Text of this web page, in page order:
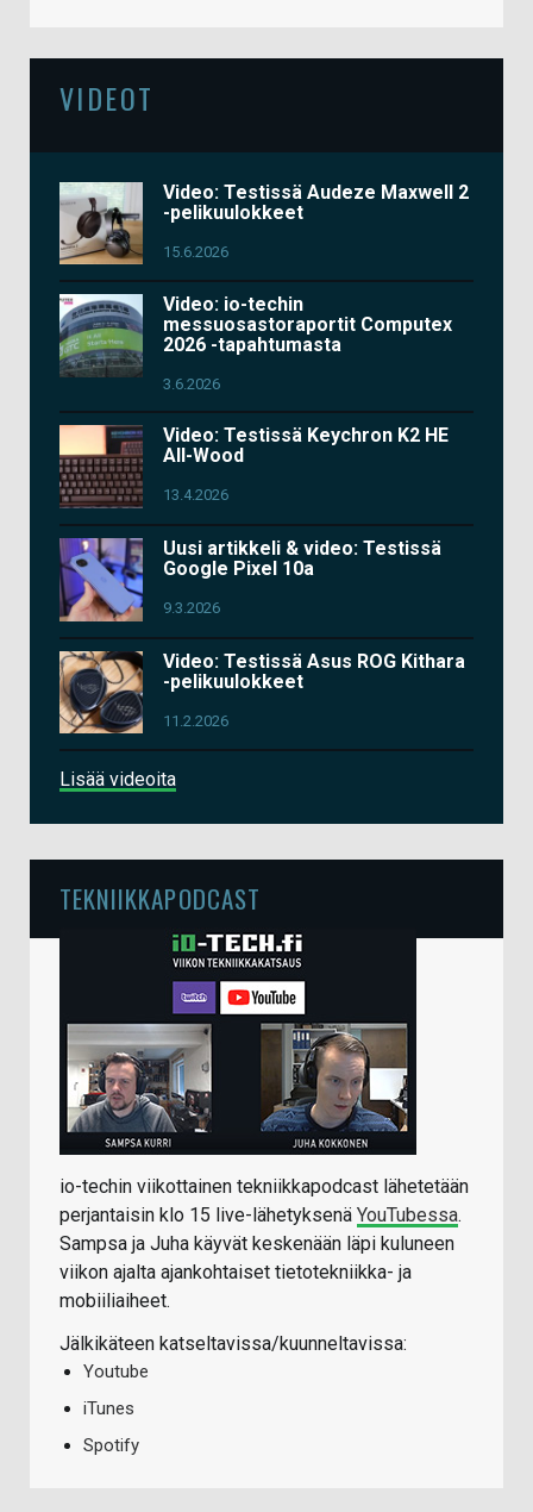
VIDEOT
Video: Testissä Audeze Maxwell 2
-pelikuulokkeet
15.6.2026
Video: io-techin
messuosastoraportit Computex
2026 -tapahtumasta
3.6.2026
Video: Testissä Keychron K2 HE
All-Wood
13.4.2026
Uusi artikkeli & video: Testissä
Google Pixel 10a
9.3.2026
Video: Testissä Asus ROG Kithara
-pelikuulokkeet
11.2.2026
Lisää videoita
TEKNIIKKAPODCAST
io-techin viikottainen tekniikkapodcast lähetetään
perjantaisin klo 15 live-lähetyksenä YouTubessa.
Sampsa ja Juha käyvät keskenään läpi kuluneen
viikon ajalta ajankohtaiset tietotekniikka- ja
mobiiliaiheet.
Jälkikäteen katseltavissa/kuunneltavissa:
Youtube
iTunes
Spotify